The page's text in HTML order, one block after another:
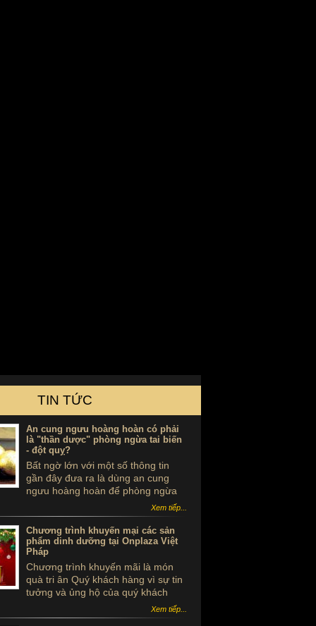
TIN TỨC
An cung ngưu hoàng hoàn có phải
là "thần dược" phòng ngừa tai biến
- đột quỵ?
Bất ngờ lớn với một số thông tin
gần đây đưa ra là dùng an cung
ngưu hoàng hoàn để phòng ngừa
tai biến - đột quỵ là ...tự sát. Thực
hư sản phẩm này ra sao, có thể
dùng để phòng tai biến - đột quỵ
không?
Xem tiếp...
Chương trình khuyến mại các sản
phẩm dinh dưỡng tại Onplaza Việt
Pháp
Chương trình khuyến mãi là món
quà tri ân Quý khách hàng vì sự tin
tưởng và ủng hộ của quý khách
Xem tiếp...